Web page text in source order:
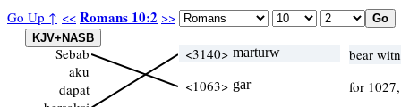
Go Up ↑ << Romans 10:2 >>
Sebab
aku
dapat
<3140> marturw
bear
<1063> gar
for